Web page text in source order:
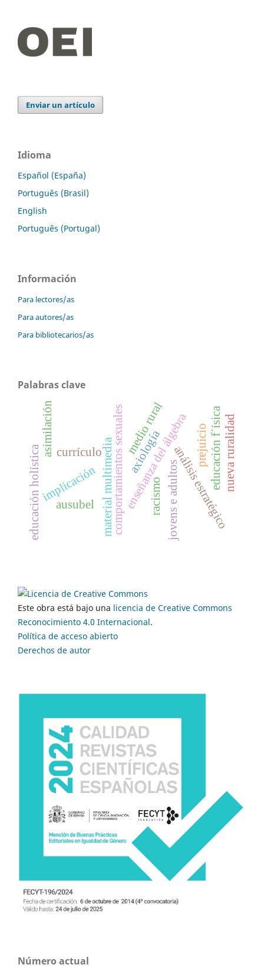
Enviar un artículo
Idioma
Español (España)
Português (Brasil)
English
Português (Portugal)
Información
Para lectores/as
Para autores/as
Para bibliotecarios/as
Palabras clave
currículo
implicación
axiología
material multimediaenseñanza del álgebra
comportamientos sexuales
educación holística análisis estratégico
educación f´ísica
asimilación
racismo
prejuicio
ausubel
medio rural
jovens e adultos
nueva ruralidad
Este obra está bajo una licencia de Creative Commons
Reconocimiento 4.0 Internacional.
Política de acceso abierto
Derechos de autor
Número actual